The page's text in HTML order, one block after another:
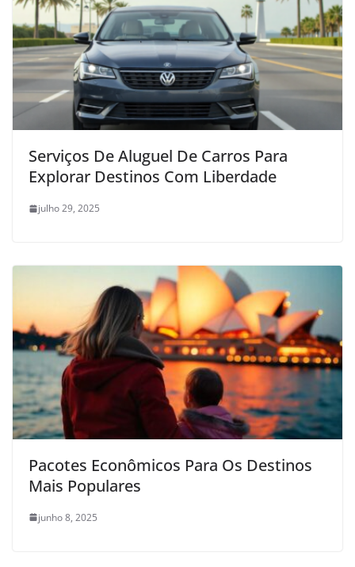
Serviços De Aluguel De Carros Para
Explorar Destinos Com Liberdade
julho 29, 2025
Pacotes Econômicos Para Os Destinos
Mais Populares
junho 8, 2025